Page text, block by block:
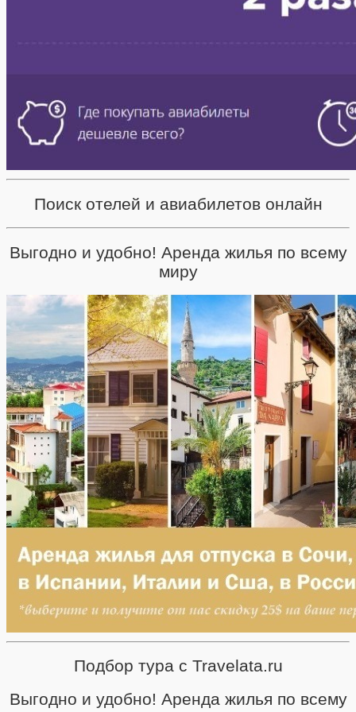
Поиск отелей и авиабилетов онлайн
Выгодно и удобно! Аренда жилья по всему
миру
Подбор тура с Travelata.ru
Выгодно и удобно! Аренда жилья по всему